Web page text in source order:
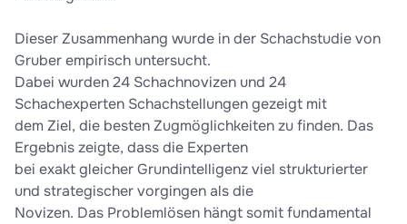
Dieser Zusammenhang wurde in der Schachstudie von
Gruber empirisch untersucht.
Dabei wurden 24 Schachnovizen und 24
Schachexperten Schachstellungen gezeigt mit
dem Ziel, die besten Zugmöglichkeiten zu finden. Das
Ergebnis zeigte, dass die Experten
bei exakt gleicher Grundintelligenz viel strukturierter
und strategischer vorgingen als die
Novizen. Das Problemlösen hängt somit fundamental